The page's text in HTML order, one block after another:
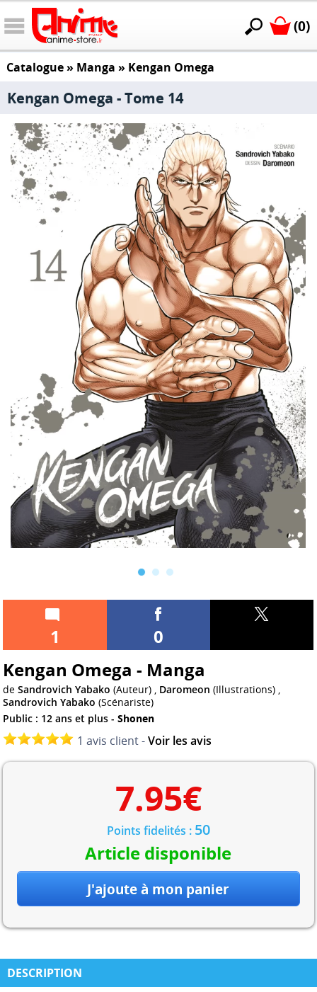
(0)
Catalogue» Manga » Kengan Omega
Kengan Omega - Tome 14
1
0
Kengan Omega - Manga
deSandrovich Yabako (Auteur) , Daromeon (Illustrations) ,
Sandrovich Yabako (Scénariste)
Public : 12 ans et plus -Shonen
1 avis client -Voir les avis
7.95€
Points fidelités : 50
Article disponible
DESCRIPTION